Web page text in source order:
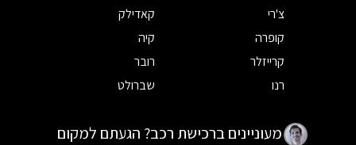
צ'רי
קאדילק
קופרה
קיה
קרייזלר
רובר
רנו
שברולט
מעוניינים ברכישת רכב? הגעתם למקום